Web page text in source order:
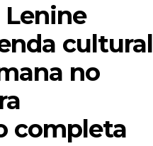
Terra
Lenine
cultural
no
completa